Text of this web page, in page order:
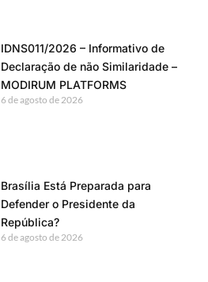
IDNS011/2026 – Informativo de
Declaração de não Similaridade –
MODIRUM PLATFORMS
6 de agosto de 2026
Brasília Está Preparada para
Defender o Presidente da
República?
6 de agosto de 2026